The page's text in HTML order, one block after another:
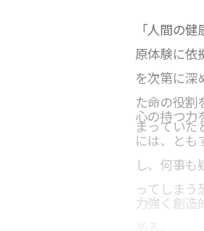
「人間の
原体験に依
を次第に深
た命の役割
まっていた
心の持つ力
には、とも
し、何事も
ってしまう
力強く創造